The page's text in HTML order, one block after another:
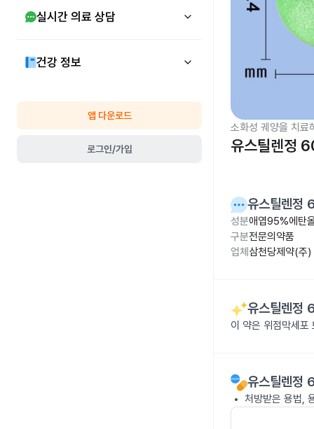
실시간 의료 상담
건강 정보
앱 다운로드
로그인/가입
소화성 궤양을 치료
유스틸렌정
유스틸렌정
성분애엽95%에탄
구분전문의약품
업체 삼천당제약(주)
유스틸렌정
이 약은 위점막세포
유스틸렌정
처방받은 용법,